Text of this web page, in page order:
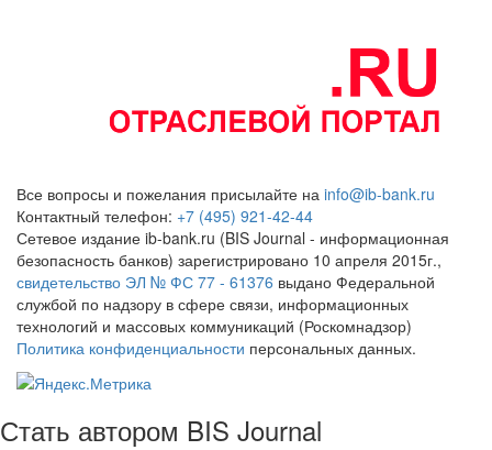
Все вопросы и пожелания присылайте на info@ib-bank.ru
Контактный телефон: +7 (495) 921-42-44
Сетевое издание ib-bank.ru (BIS Journal - информационная
безопасность банков) зарегистрировано 10 апреля 2015г.,
свидетельство ЭЛ № ФС 77 - 61376 выдано Федеральной
службой по надзору в сфере связи, информационных
технологий и массовых коммуникаций (Роскомнадзор)
Политика конфиденциальности персональных данных.
Стать автором BIS Journal